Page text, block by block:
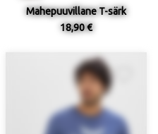
Mahepuuvillane T-särk
18,90 €